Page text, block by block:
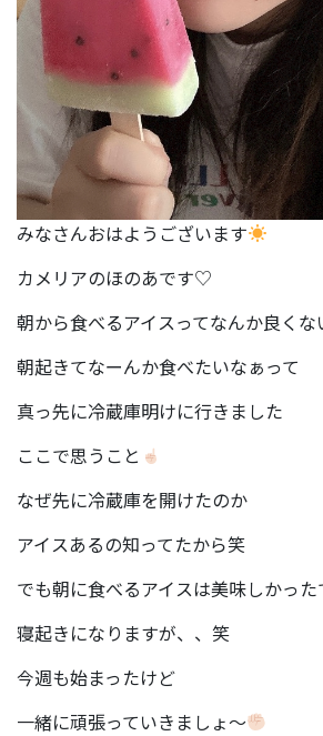
みなさんおはようございます
カメリアのほのあです♡
朝から食べるアイスってなんか良くな
朝起きてなーんか食べたいなぁって
真っ先に冷蔵庫明けに行きました
ここで思うこと
なぜ先に冷蔵庫を開けたのか
アイスあるの知ってたから‪笑
でも朝に食べるアイスは美味しかっ
寝起きになりますが、、笑
今週も始まったけど
一緒に頑張っていきましょ～